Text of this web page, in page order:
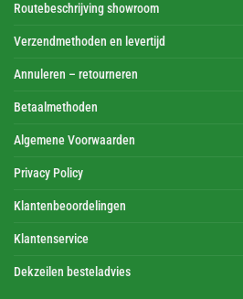
Routebeschrijving showroom
Verzendmethoden en levertijd
Annuleren – retourneren
Betaalmethoden
Algemene Voorwaarden
Privacy Policy
Klantenbeoordelingen
Klantenservice
Dekzeilen besteladvies